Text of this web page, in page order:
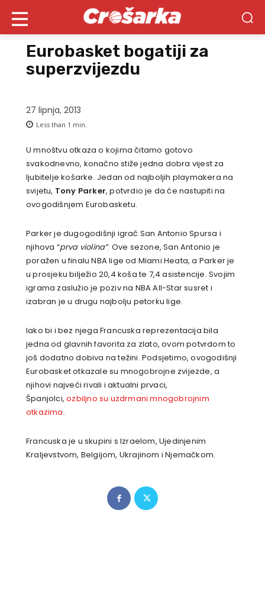
Eurobasket bogatiji za
superzvijezdu
27 lipnja, 2013
Less than 1 min.
U mnoštvu otkaza o kojima čitamo gotovo
svakodnevno, konačno stiže jedna dobra vijest za
ljubitelje košarke. Jedan od najboljih playmakera na
svijetu, Tony Parker, potvrdio je da će nastupiti na
ovogodišnjem Eurobasketu.
Parker je dugogodišnji igrač San Antonio Spursa i
njihova “prva violina”. Ove sezone, San Antonio je
poražen u finalu NBA lige od Miami Heata, a Parker je
u prosjeku bilježio 20,4 koša te 7,4 asistencije. Svojim
igrama zaslužio je poziv na NBA All-Star susret i
izabran je u drugu najbolju petorku lige.
Iako bi i bez njega Francuska reprezentacija bila
jedna od glavnih favorita za zlato, ovom potvrdom to
još dodatno dobiva na težini. Podsjetimo, ovogodišnji
Eurobasket otkazale su mnogobrojne zvijezde, a
njihovi najveći rivali i aktualni prvaci,
Španjolci,ozbiljno su uzdrmani mnogobrojnim
otkazima.
Francuska je u skupini s Izraelom, Ujedinjenim
Kraljevstvom, Belgijom, Ukrajinom i Njemačkom.